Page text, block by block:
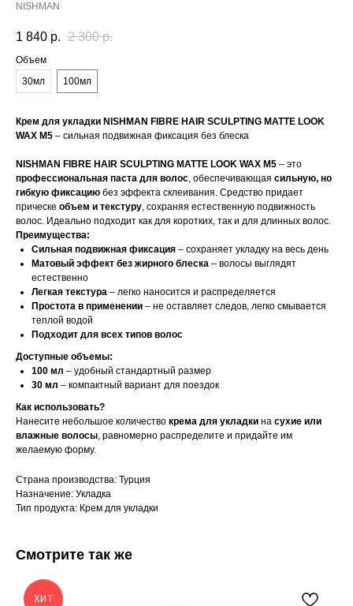
NISHMAN
1 840 р. 2 300 р.
Объем
30мл
100мл
Крем для укладки NISHMAN FIBRE HAIR SCULPTING MATTE LOOK
WAX M5 – сильная подвижная фиксация без блеска
NISHMAN FIBRE HAIR SCULPTING MATTE LOOK WAX M5 – это
профессиональная паста для волос, обеспечивающая сильную, но
гибкую фиксацию без эффекта склеивания. Средство придает
прическе объем и текстуру, сохраняя естественную подвижность
волос. Идеально подходит как для коротких, так и для длинных волос.
Преимущества:
Сильная подвижная фиксация – сохраняет укладку на весь день
Матовый эффект без жирного блеска – волосы выглядят
естественно
Легкая текстура – легко наносится и распределяется
Простота в применении – не оставляет следов, легко смывается
теплой водой
Подходит для всех типов волос
Доступные объемы:
100 мл – удобный стандартный размер
30 мл – компактный вариант для поездок
Как использовать?
Нанесите небольшое количество крема для укладки на сухие или
влажные волосы, равномерно распределите и придайте им
желаемую форму.
Страна производства: Турция
Назначение: Укладка
Тип продукта: Крем для укладки
Смотрите так же
ХИТ